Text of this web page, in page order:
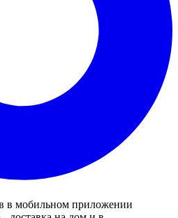
в мобильном приложении